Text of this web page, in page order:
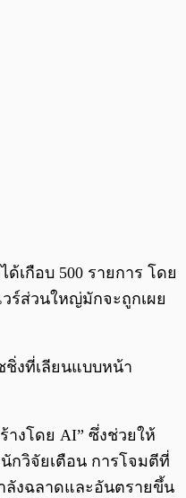
เกือบ 500 รายการ โดย
วร์ส่วนใหญ่มักจะถูกเผย
งที่เลียนแบบหน้า
งโดย AI” ซึ่งช่วยให้
กวิจัยเตือน การโจมตีที่
ลังฉลาดและอันตรายขึ้น